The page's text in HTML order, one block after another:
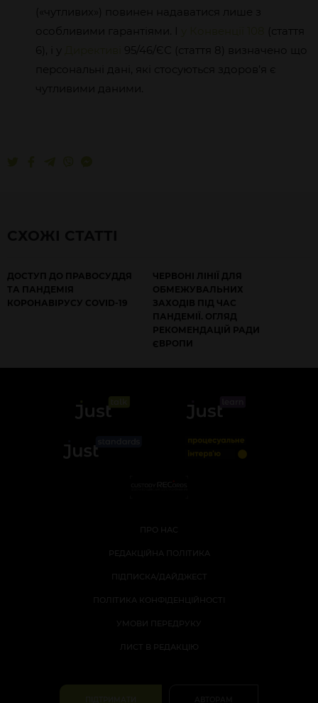
(«чутливих») повинен надаватися лише з
особливими гарантіями. І
(стаття
6), і у
95/46/ЄС (стаття 8) визначено що
персональні дані, які стосуються здоров’я є
чутливими даними.
ДОСТУП ДО ПРАВОСУДДЯ
ТА ПАНДЕМІЯ
КОРОНАВІРУСУ COVID-19
ЧЕРВОНІ ЛІНІЇ ДЛЯ
ОБМЕЖУВАЛЬНИХ
ЗАХОДІВ ПІД ЧАС
ПАНДЕМІЇ. ОГЛЯД
РЕКОМЕНДАЦІЙ РАДИ
ЄВРОПИ
ПРО НАС
РЕДАКЦІЙНА ПОЛІТИКА
ПІДПИСКА/ДАЙДЖЕСТ
ПОЛІТИКА КОНФІДЕНЦІЙНОСТІ
УМОВИ ПЕРЕДРУКУ
ЛИСТ В РЕДАКЦІЮ